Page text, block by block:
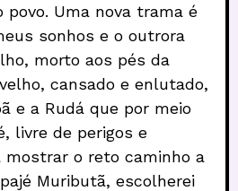
povo. Uma nova trama é
sonhos e o outrora
morto aos pés da
cansado e enlutado,
e a Rudá que por meio
livre de perigos e
mostrar o reto caminho a
Muributã, escolherei